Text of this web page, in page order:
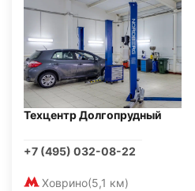
Техцентр Долгопрудный
+7 (495) 032-08-22
Ховрино(5,1 км)